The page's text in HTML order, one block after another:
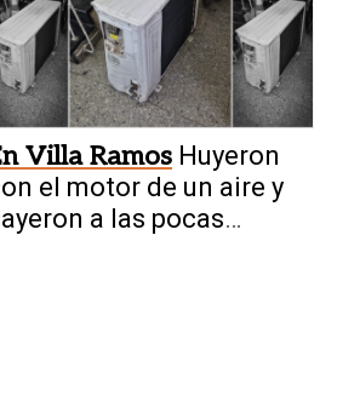
Villa Ramos Huyeron
el motor de un aire y
a las pocas